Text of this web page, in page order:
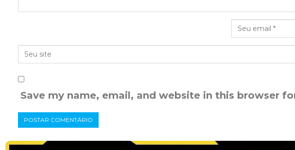
Save my name, email, and website in this browser